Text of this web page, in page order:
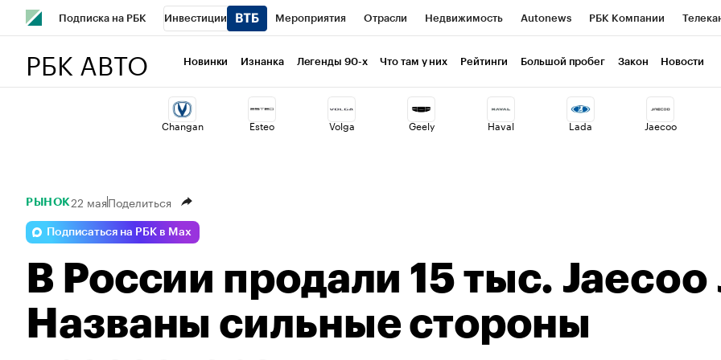
Подписка на РБК Инвестиции Мероприятия Отрасли Недвижимость Autonews РБК Компании
Национальные проекты
РБК Бизнес-среда Дискуссионный клуб Исследования Кредитные рейтинги Франшизы Газета Спецпроекты
Проверка контрагентов Политика Экономика Бизнес Технологии и медиа Финансы Рынок
РБК АВТО Новинки Изнанка Легенды 90-х Что там у них Рейтинги Большой пробег Закон Новости
Changan Esteo Volga Geely Haval Lada Jaecoo
РЫНОК 22 маяПоделиться
Подписаться на РБК в Max
В России продали 15 тыс. Jaecoo
Названы сильные стороны